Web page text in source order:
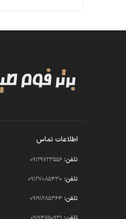
اطلاعات تماس
تلفن:
تلفن:
تلفن: